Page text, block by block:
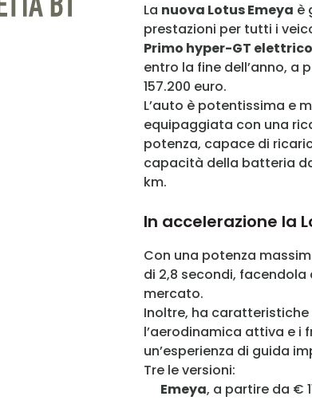
La nuova Lotus Emeya è
prestazioni per tutti i
Primo hyper-GT elettrico
entro la fine dell’anno, a
157.200 euro.
L’auto è potentissima e
equipaggiata con una
potenza, capace di
capacità della batteria
km.
In accelerazione la
Con una potenza
di 2,8 secondi,
mercato.
Inoltre, ha
l’aerodinamica attiva e i
un’esperienza di guida
Tre le versioni:
Emeya, a partire da €